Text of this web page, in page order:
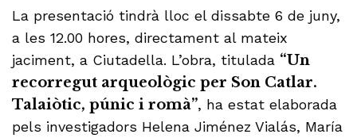
La presentació tindrà lloc el dissabte 6 de juny,
a les 12.00 hores, directament al mateix
jaciment, a Ciutadella. L’obra, titulada “Un
recorregut arqueològic per Son Catlar.
Talaiòtic, púnic i romà”, ha estat elaborada
pels investigadors Helena Jiménez Vialás, María